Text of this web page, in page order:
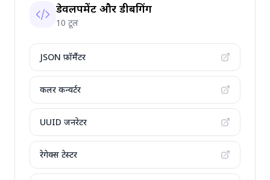
डेवलपमेंट और डीबगिंग
10 टूल
JSON फ़ॉर्मैटर
कलर कन्वर्टर
UUID जनरेटर
रेगेक्स टेस्टर